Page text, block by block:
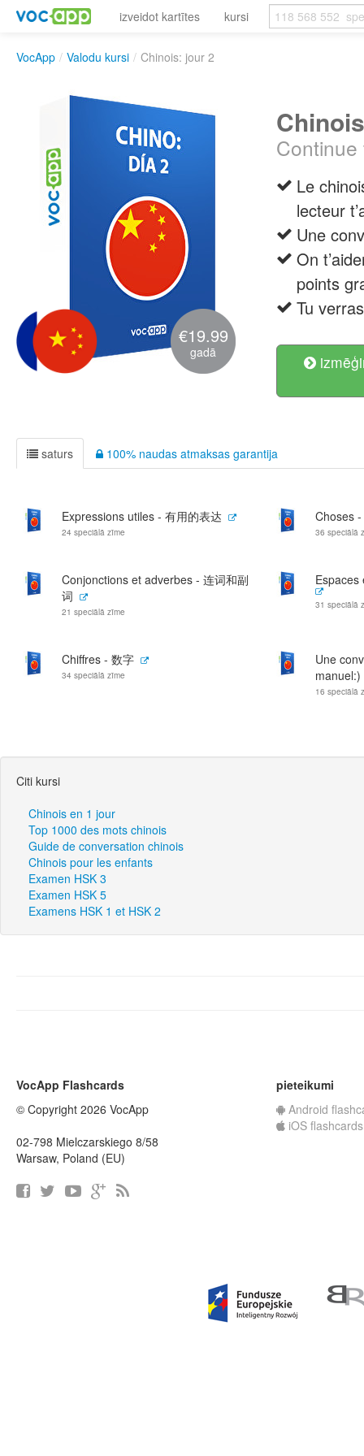
izveidot kartītes kursi
VocApp / Valodu kursi / Chinois: jour 2
€19.99
gadā
Le
lecteur
Une
On
points
Tu
saturs 100% naudas atmaksas garantija
Expressions utiles - 有用的表达
24 speciālā zīme
Choses
36 speciālā
Conjonctions et adverbes - 连词和副
词
21 speciālā zīme
Espaces
31 speciālā
Chiffres - 数字
34 speciālā zīme
Une
16 speciālā
Citi kursi
Chinois en 1 jour
Top 1000 des mots chinois
Guide de conversation chinois
Chinois pour les enfants
Examen HSK 3
Examen HSK 5
Examens HSK 1 et HSK 2
VocApp Flashcards
© Copyright 2026 VocApp
02-798 Mielczarskiego 8/58
Warsaw, Poland (EU)
pieteikumi
Android
iOS flashcards